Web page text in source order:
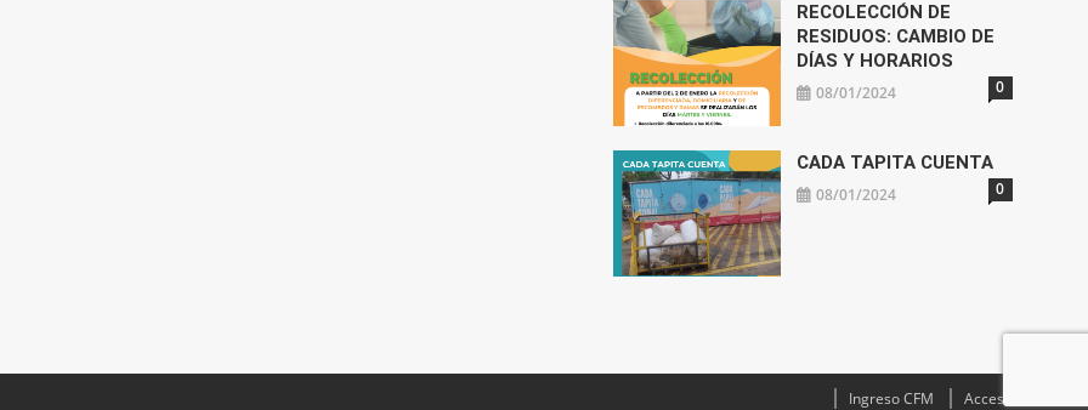
RECOLECCIÓN DE
RESIDUOS: CAMBIO DE
DÍAS Y HORARIOS
08/01/2024 0
CADA TAPITA CUENTA
08/01/2024 0
Ingreso CFM Acceso